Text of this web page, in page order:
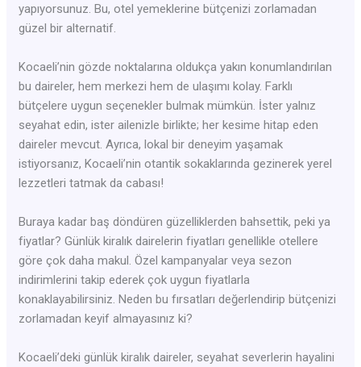
yapıyorsunuz. Bu, otel yemeklerine bütçenizi zorlamadan
güzel bir alternatif.
Kocaeli’nin gözde noktalarına oldukça yakın konumlandırılan
bu daireler, hem merkezi hem de ulaşımı kolay. Farklı
bütçelere uygun seçenekler bulmak mümkün. İster yalnız
seyahat edin, ister ailenizle birlikte; her kesime hitap eden
daireler mevcut. Ayrıca, lokal bir deneyim yaşamak
istiyorsanız, Kocaeli’nin otantik sokaklarında gezinerek yerel
lezzetleri tatmak da cabası!
Buraya kadar baş döndüren güzelliklerden bahsettik, peki ya
fiyatlar? Günlük kiralık dairelerin fiyatları genellikle otellere
göre çok daha makul. Özel kampanyalar veya sezon
indirimlerini takip ederek çok uygun fiyatlarla
konaklayabilirsiniz. Neden bu fırsatları değerlendirip bütçenizi
zorlamadan keyif almayasınız ki?
Kocaeli’deki günlük kiralık daireler, seyahat severlerin hayalini